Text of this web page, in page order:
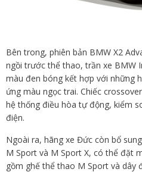
Bên trong, phiên bản BMW X2
ngồi trước thể thao, trần xe BMW
màu đen bóng kết hợp với những
ứng màu ngọc trai. Chiếc
hệ thống điều hòa tự động, kiểm
điện.
Ngoài ra, hãng xe Đức còn bổ
M Sport và M Sport X, có thể đặt
gồm ghế thể thao M Sport và dây